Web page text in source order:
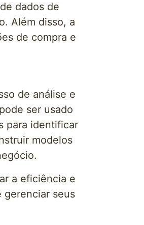
dados de
Além disso, a
de compra e
de análise e
ser usado
para identificar
modelos
a eficiência e
gerenciar seus